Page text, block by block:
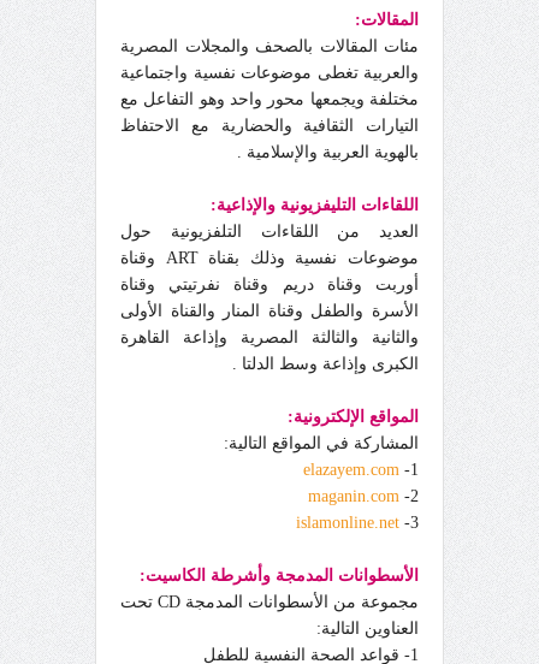
المقالات:
مئات المقالات بالصحف والمجلات المصرية
والعربية تغطى موضوعات نفسية واجتماعية
مختلفة ويجمعها محور واحد وهو التفاعل مع
التيارات الثقافية والحضارية مع الاحتفاظ
بالهوية العربية والإسلامية .
اللقاءات التليفزيونية والإذاعية:
العديد من اللقاءات التلفزيونية حول
موضوعات نفسية وذلك بقناة ART وقناة
أوربت وقناة دريم وقناة نفرتيتي وقناة
الأسرة والطفل وقناة المنار والقناة الأولى
والثانية والثالثة المصرية وإذاعة القاهرة
الكبرى وإذاعة وسط الدلتا .
المواقع الإلكترونية:
المشاركة في المواقع التالية:
1-
2-
maganin.com
3-
islamonline.net
الأسطوانات المدمجة وأشرطة الكاسيت:
مجموعة من الأسطوانات المدمجة CD تحت
العناوين التالية:
1- قواعد الصحة النفسية للطفل